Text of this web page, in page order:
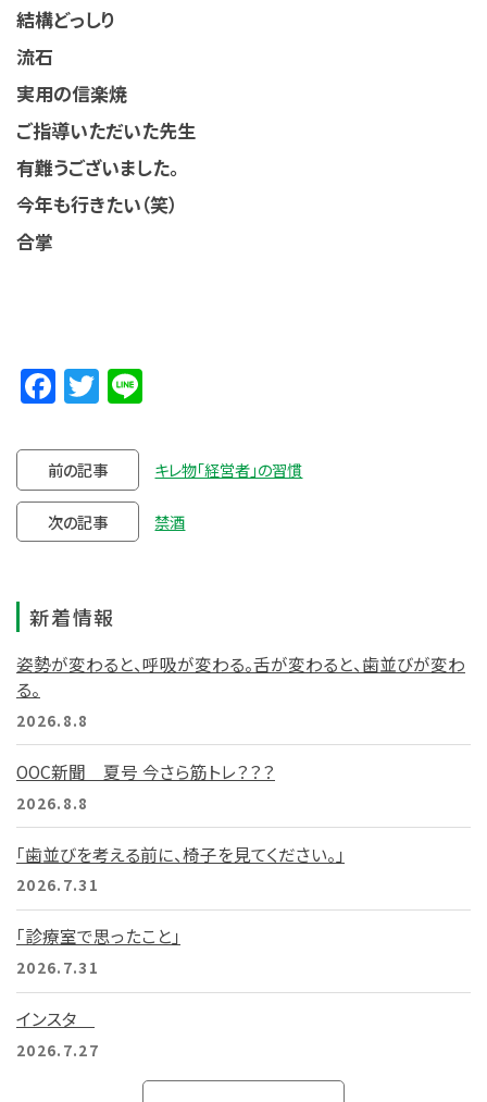
結構どっしり
流石
実用の信楽焼
ご指導いただいた先生
有難うございました。
今年も行きたい（笑）
合掌
Facebook
Twitter
前の記事 キレ物「経営者」の習慣
次の記事 禁酒
新着情報
姿勢が変わると、呼吸が変わる。舌が変わると、歯並びが変わ
る。
2026.8.8
OOC新聞 夏号 今さら筋トレ？？？
2026.8.8
「歯並びを考える前に、椅子を見てください。」
2026.7.31
「診療室で思ったこと」
2026.7.31
インスタ
2026.7.27